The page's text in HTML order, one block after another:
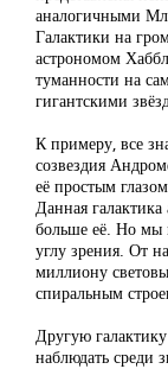
аналогичными
Галактики на
астрономом
туманности на
гигантскими
К примеру, все
созвездия
её простым
Данная
больше её. Но мы
углу зрения. От
миллиону
спиральным
Другую
наблюдать среди